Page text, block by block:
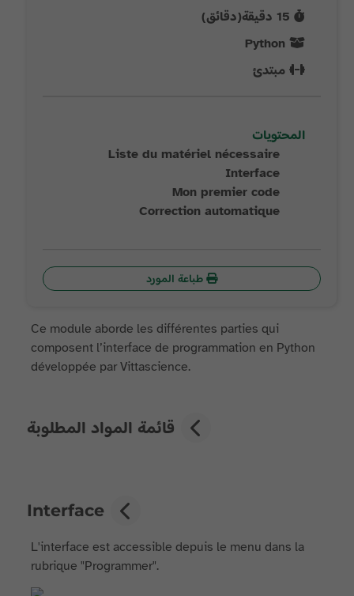
15 دقيقة(دقائق)
Python
مبتدئ
المحتويات
Liste du matériel nécessaire
Interface
Mon premier code
Correction automatique
Ce module aborde les différentes parties qui
composent l’interface de programmation en Python
développée par Vittascience.
قائمة المواد المطلوبة
Interface
L'interface est accessible depuis le menu dans la
rubrique "Programmer".